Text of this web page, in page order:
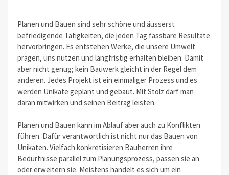
Planen und Bauen sind sehr schöne und äusserst
befriedigende Tätigkeiten, die jeden Tag fassbare Resultate
hervorbringen. Es entstehen Werke, die unsere Umwelt
prägen, uns nützen und langfristig erhalten bleiben. Damit
aber nicht genug; kein Bauwerk gleicht in der Regel dem
anderen. Jedes Projekt ist ein einmaliger Prozess und es
werden Unikate geplant und gebaut. Mit Stolz darf man
daran mitwirken und seinen Beitrag leisten.
Planen und Bauen kann im Ablauf aber auch zu Konflikten
führen. Dafür verantwortlich ist nicht nur das Bauen von
Unikaten. Vielfach konkretisieren Bauherren ihre
Bedürfnisse parallel zum Planungsprozess, passen sie an
oder erweitern sie. Meistens handelt es sich um ein